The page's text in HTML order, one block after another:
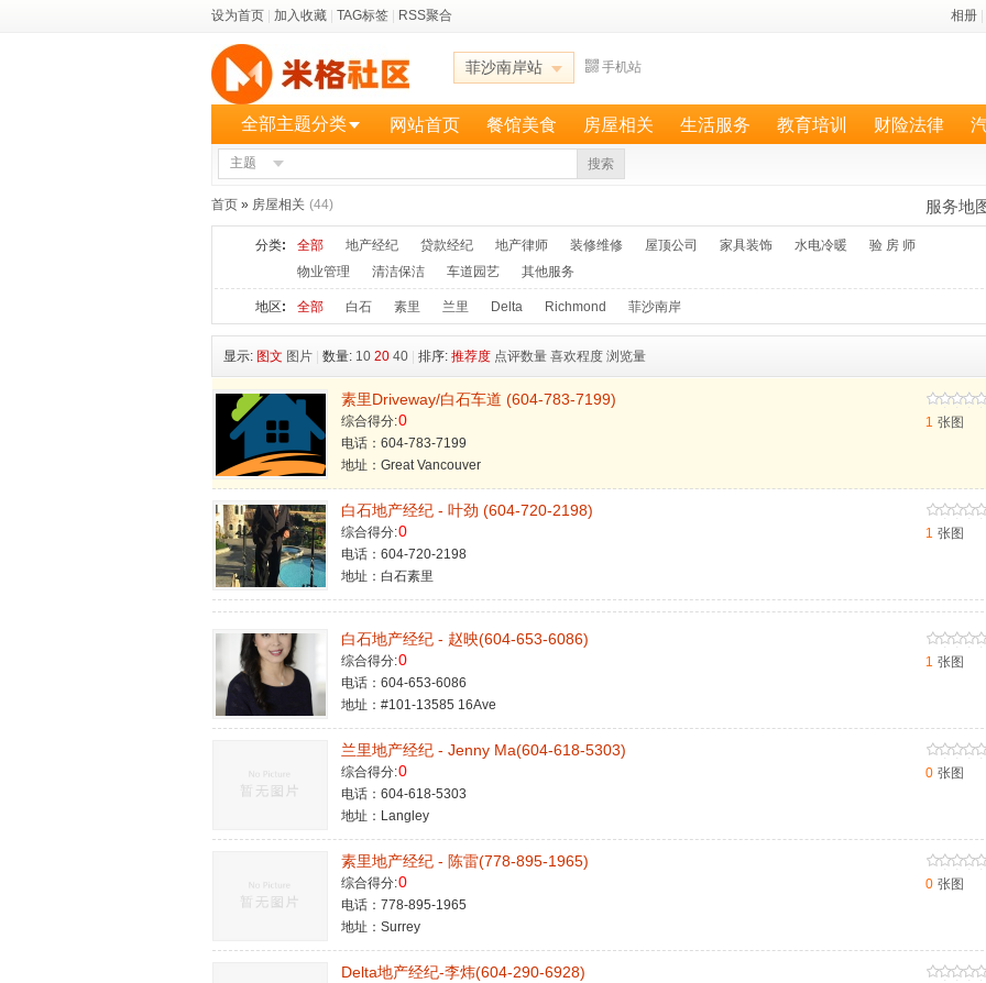
设为首页 加入收藏 TAG标签 RSS聚合 相册
菲沙南岸站 手机站
全部主题分类 网站首页 餐馆美食 房屋相关 生活服务 教育培训 财险法律
主题 搜索
服务地
首页 » 房屋相关 (44)
分类: 全部 地产经纪 贷款经纪 地产律师 装修维修 屋顶公司 家具装饰 水电冷暖
验 房 师
物业管理
清洁保洁 车道园艺 其他服务
地区: 全部 白石 素里 兰里 Delta Richmond 菲沙南岸
显示: 图文 图片 数量: 10 20 40 排序: 推荐度 点评数量 喜欢程度 浏览量
素里Driveway/白石车道 (604-783-7199)
综合得分:0
电话：604-783-7199
地址：Great Vancouver
1 张图
白石地产经纪 - 叶劲 (604-720-2198)
综合得分:0
电话：604-720-2198
地址：白石素里
1 张图
白石地产经纪 - 赵映(604-653-6086)
综合得分:0
电话：604-653-6086
地址：#101-13585 16Ave
1 张图
兰里地产经纪 - Jenny Ma(604-618-5303)
综合得分:0
电话：604-618-5303
地址：Langley
0 张图
素里地产经纪 - 陈雷(778-895-1965)
综合得分:0
电话：778-895-1965
地址：Surrey
0 张图
Delta地产经纪-李炜(604-290-6928)